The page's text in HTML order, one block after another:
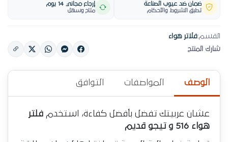
ضمان ضد عيوب الصناعة
تطبق الشروط والأحكام
إرجاع مجاني 14 يوم
متاح وسهل
القسم:فلاتر هواء
شارك المنتج
الوصف المواصفات التوافق
عشان عربيتك تفضل بأفضل كفاءة، استخدم فلتر
هواء 516 و تيجو قديم